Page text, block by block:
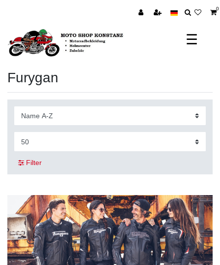
0
☰
Furygan
Filter